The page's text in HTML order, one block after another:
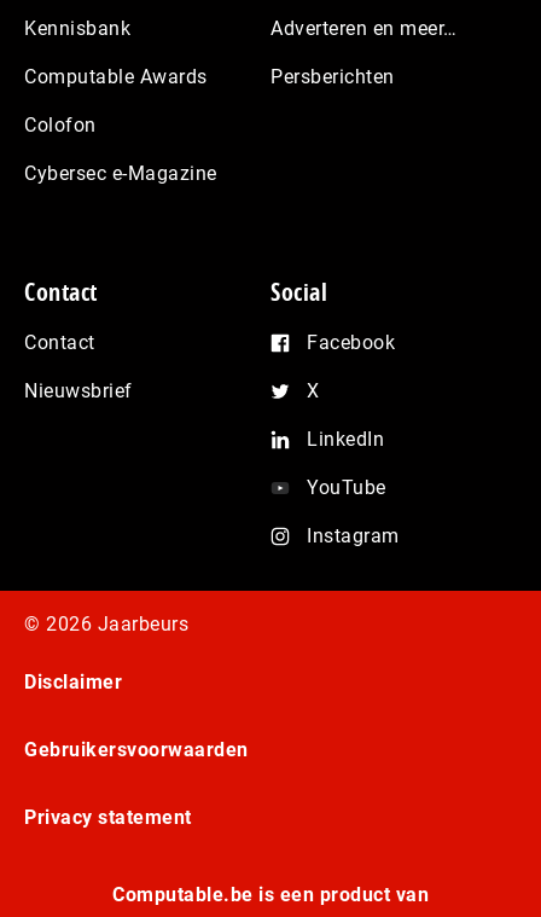
Kennisbank
Computable Awards
Colofon
Cybersec e-Magazine
Adverteren en meer…
Persberichten
Contact
Contact
Nieuwsbrief
Social
Facebook
X
LinkedIn
YouTube
Instagram
© 2026 Jaarbeurs
Disclaimer
Gebruikersvoorwaarden
Privacy statement
Computable.be is een product van